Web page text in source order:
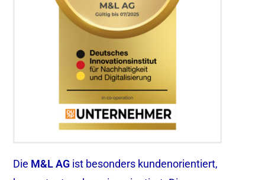
Die M&L AG ist besonders kundenorientiert,